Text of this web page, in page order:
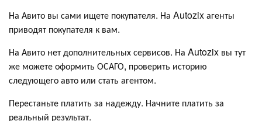
На Авито вы сами ищете покупателя. На Autozix агенты
приводят покупателя к вам.
На Авито нет дополнительных сервисов. На Autozix вы тут
же можете оформить ОСАГО, проверить историю
следующего авто или стать агентом.
Перестаньте платить за надежду. Начните платить за
реальный результат.